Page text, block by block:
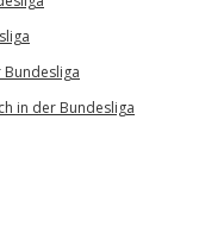
in der Bundesliga